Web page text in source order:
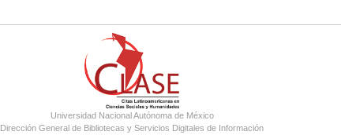
Universidad Nacional Autónoma de México
Dirección General de Bibliotecas y Servicios Digitales de Información